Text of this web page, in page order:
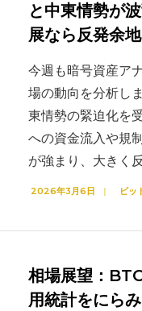
と中東情勢が
展なら反発余
今週も暗号資産ア
場の動向を分析し
東情勢の緊迫化を
への資金流入や規
が強まり、大きく
2026年3月6日 | ビッ
相場展望：
用統計をにら